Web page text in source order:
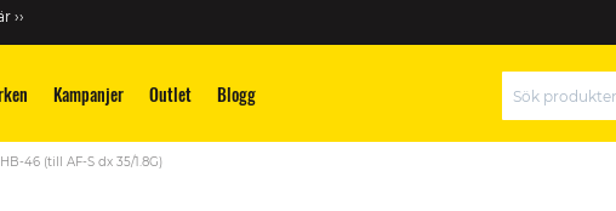
››
Kampanjer Outlet Blogg
46 (till AF-S dx 35/1.8G)